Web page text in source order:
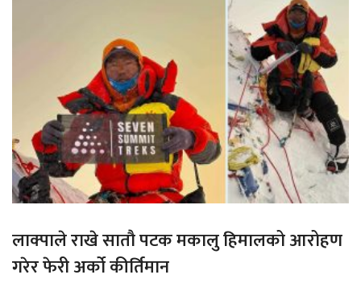
लाक्पाले राखे सातौ पटक मकालु हिमालको आरोहण
गरेर फेरी अर्को कीर्तिमान